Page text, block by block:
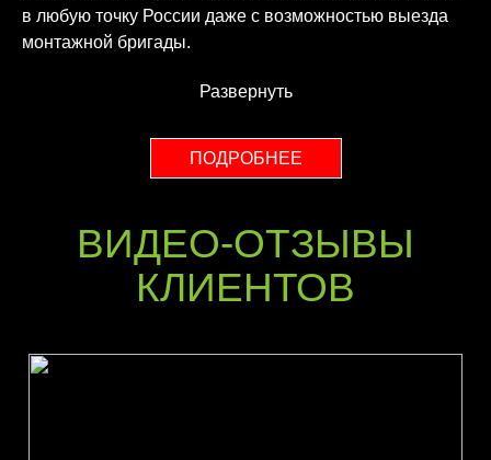
в любую точку России даже с возможностью выезда
монтажной бригады.
Развернуть
ПОДРОБНЕЕ
ВИДЕО-ОТЗЫВЫ
КЛИЕНТОВ